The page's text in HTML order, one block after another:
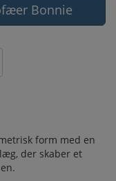
Bonnie
form med en
der skaber et